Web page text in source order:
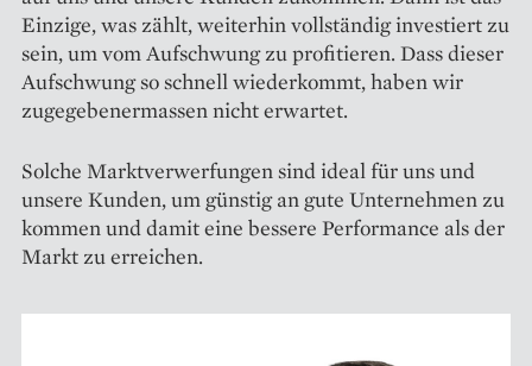
Einzige, was zählt, weiterhin vollständig investiert zu
sein, um vom Aufschwung zu profitieren. Dass dieser
Aufschwung so schnell wiederkommt, haben wir
zugegebenermassen nicht erwartet.
Solche Marktverwerfungen sind ideal für uns und
unsere Kunden, um günstig an gute Unternehmen zu
kommen und damit eine bessere Performance als der
Markt zu erreichen.